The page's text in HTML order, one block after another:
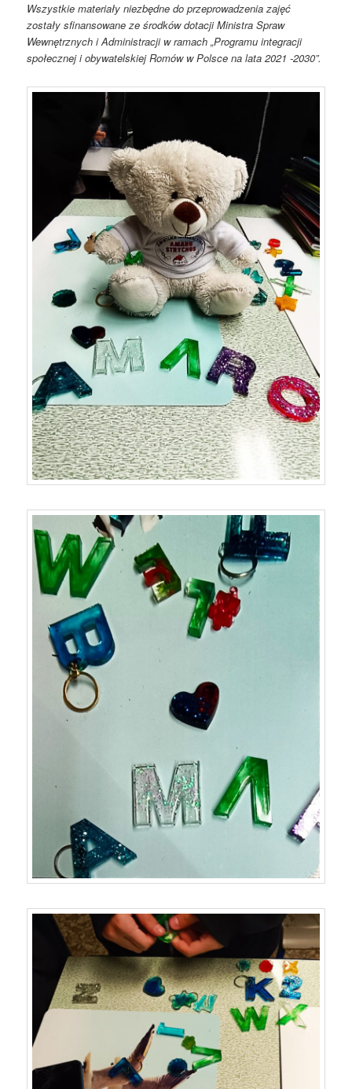
Wszystkie materiały niezbędne do przeprowadzenia zajęć
zostały sfinansowane ze środków dotacji Ministra Spraw
Wewnętrznych i Administracji w ramach „Programu integracji
społecznej i obywatelskiej Romów w Polsce na lata 2021 -2030”.